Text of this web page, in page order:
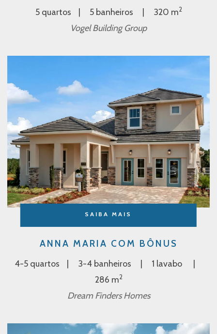
SAIBA MAIS
ANNA MARIA COM BÔNUS
4-5 quartos 3-4 banheiros
1 lavabo
286 m2
Dream Finders Homes
5 quartos 5 banheiros 320 m2
Vogel Building Group